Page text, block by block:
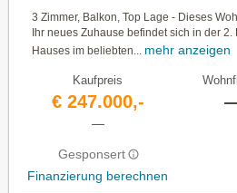
3 Zimmer, Balkon, Top Lage - Dieses
Ihr neues Zuhause befindet sich in der
Hauses im beliebten...
mehr anzeigen
Kaufpreis
€ 247.000,-
—
Gesponsert
Finanzierung berechnen